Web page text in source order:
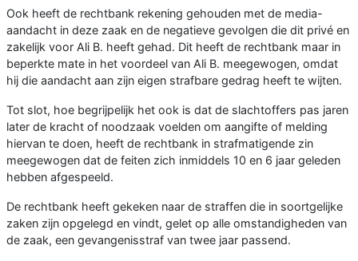
Ook heeft de rechtbank rekening gehouden met de media-
aandacht in deze zaak en de negatieve gevolgen die dit privé en
zakelijk voor Ali B. heeft gehad. Dit heeft de rechtbank maar in
beperkte mate in het voordeel van Ali B. meegewogen, omdat
hij die aandacht aan zijn eigen strafbare gedrag heeft te wijten.
Tot slot, hoe begrijpelijk het ook is dat de slachtoffers pas jaren
later de kracht of noodzaak voelden om aangifte of melding
hiervan te doen, heeft de rechtbank in strafmatigende zin
meegewogen dat de feiten zich inmiddels 10 en 6 jaar geleden
hebben afgespeeld.
De rechtbank heeft gekeken naar de straffen die in soortgelijke
zaken zijn opgelegd en vindt, gelet op alle omstandigheden van
de zaak, een gevangenisstraf van twee jaar passend.